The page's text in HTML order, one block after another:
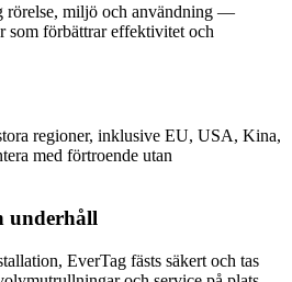
rörelse, miljö och användning —
som förbättrar effektivitet och
regioner, inklusive EU, USA, Kina,
med förtroende utan
underhåll
EverTag fästs säkert och tas